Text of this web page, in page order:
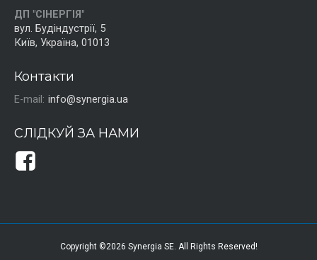
ДП "СІНЕРГІЯ"
вул. Будіндустрії, 5
Київ, Україна, 01013
Контакти
E-mail: info@synergia.ua
СЛІДКУЙ ЗА НАМИ
Copyright ©2026 Synergia SE. All Rights Reserved!